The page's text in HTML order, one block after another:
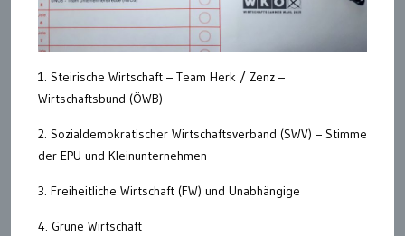
1. Steirische Wirtschaft – Team Herk / Zenz –
Wirtschaftsbund (ÖWB)
2. Sozialdemokratischer Wirtschaftsverband (SWV) – Stimme
der EPU und Kleinunternehmen
3. Freiheitliche Wirtschaft (FW) und Unabhängige
4. Grüne Wirtschaft